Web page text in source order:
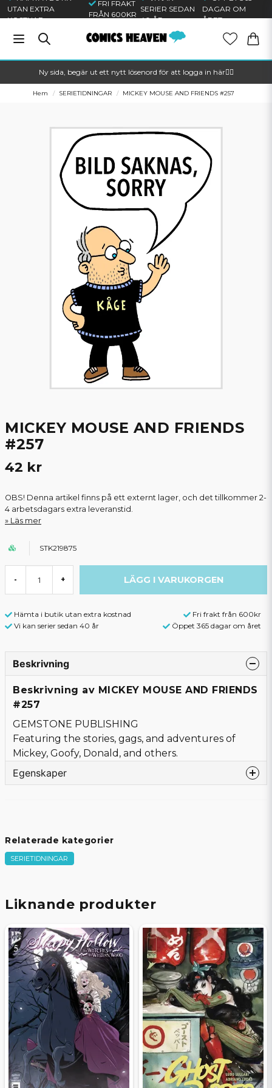
UTAN EXTRA
KOSTNAD
FRI FRAKT
FRÅN 600KR
SERIER SEDAN
40 ÅR
DAGAR OM
ÅRET
Ny sida, begär ut ett nytt lösenord för att logga in här🦸‍♂️
Hem SERIETIDNINGAR MICKEY MOUSE AND FRIENDS #257
MICKEY MOUSE AND FRIENDS
#257
42 kr
OBS! Denna artikel finns på ett externt lager, och det tillkommer 2-
4 arbetsdagars extra leveranstid.
Läs mer
STK219875
- + LÄGG I VARUKORGEN
Hämta i butik utan extra kostnad
Fri frakt från 600kr
Vi kan serier sedan 40 år
Öppet 365 dagar om året
Beskrivning
Beskrivning av MICKEY MOUSE AND FRIENDS
#257
GEMSTONE PUBLISHING
Featuring the stories, gags, and adventures of
Mickey, Goofy, Donald, and others.
Egenskaper
Relaterade kategorier
SERIETIDNINGAR
Liknande produkter